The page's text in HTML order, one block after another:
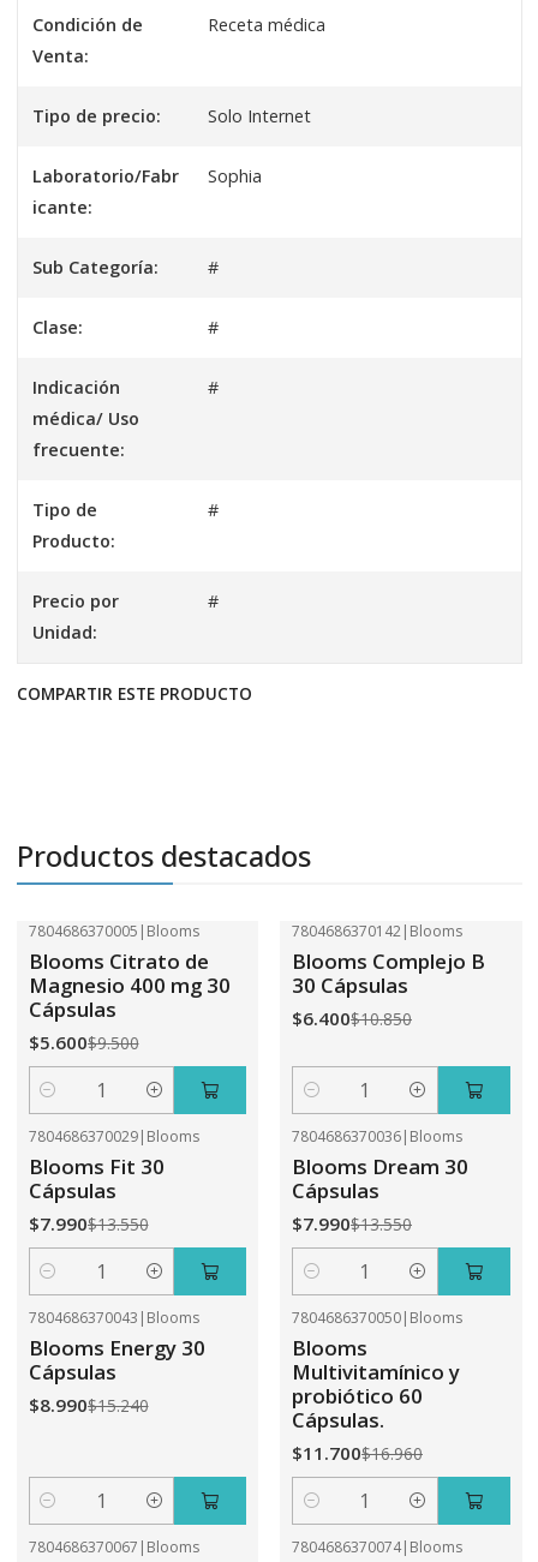
Condición de
Venta:
Receta médica
Tipo de precio: Solo Internet
Laboratorio/Fabr
icante:
Sophia
Sub Categoría: #
Clase: #
Indicación
médica/ Uso
frecuente:
#
Tipo de
Producto:
#
Precio por
Unidad:
#
COMPARTIR ESTE PRODUCTO
Productos destacados
7804686370005 | Blooms
Blooms Citrato de
Magnesio 400 mg 30
Cápsulas
$5.600$9.500
Cantidad
7804686370142| Blooms
Blooms Complejo B
30 Cápsulas
$6.400$10.850
Cantidad
7804686370029| Blooms
Blooms Fit 30
Cápsulas
$7.990$13.550
Cantidad
7804686370036| Blooms
Blooms Dream 30
Cápsulas
$7.990$13.550
Cantidad
7804686370043 | Blooms
Blooms Energy 30
Cápsulas
$8.990$15.240
Cantidad
7804686370050| Blooms
Blooms
Multivitamínico y
probiótico 60
Cápsulas.
$11.700$16.960
Cantidad
7804686370067 | Blooms 7804686370074| Blooms